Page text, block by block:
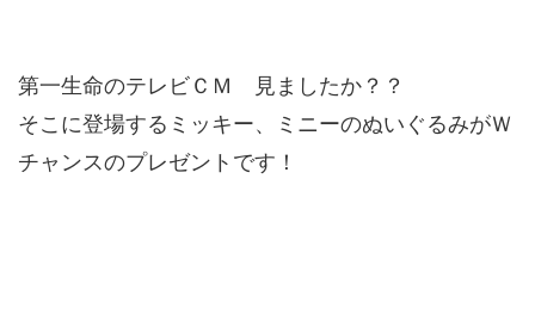
第一生命のテレビＣＭ 見ましたか？？
そこに登場するミッキー、ミニーのぬいぐるみがＷ
チャンスのプレゼントです！